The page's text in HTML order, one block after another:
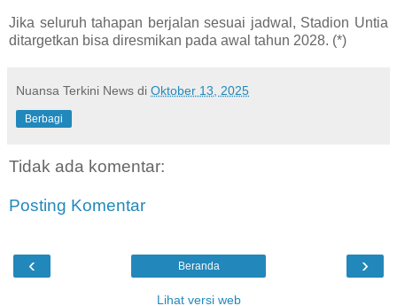
Jika seluruh tahapan berjalan sesuai jadwal, Stadion Untia
ditargetkan bisa diresmikan pada awal tahun 2028. (*)
Nuansa Terkini News di Oktober 13, 2025
Berbagi
Tidak ada komentar:
Posting Komentar
‹ ›
Beranda
Lihat versi web